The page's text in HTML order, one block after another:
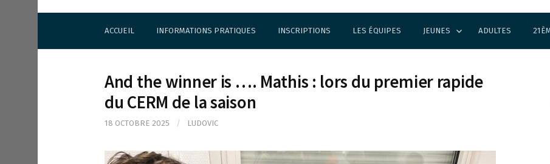
ACCUEIL INFORMATIONS PRATIQUES INSCRIPTIONS LES ÉQUIPES JEUNES ADULTES
And the winner is …. Mathis : lors du premier rapide
du CERM de la saison
18 OCTOBRE 2025 / LUDOVIC